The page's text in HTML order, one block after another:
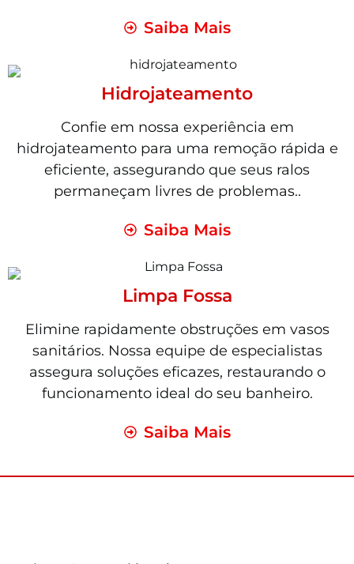
Saiba Mais
Hidrojateamento
Confie em nossa experiência em
hidrojateamento para uma remoção rápida e
eficiente, assegurando que seus ralos
permaneçam livres de problemas..
Saiba Mais
Limpa Fossa
Elimine rapidamente obstruções em vasos
sanitários. Nossa equipe de especialistas
assegura soluções eficazes, restaurando o
funcionamento ideal do seu banheiro.
Saiba Mais